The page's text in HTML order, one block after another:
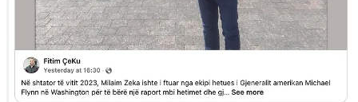
Në këtë klimë, aktorë si zoti Çeku përdoren për të krijuar zhurmë,
për të ç’orientuar publikun, për të marrë merita të rreme dhe për të
shtrembëruar realitetin e asaj që gazetarët investigativë dhe
prokurorët e ndershëm po zbulojnë. Është një taktikë e dëshpëruar.
Por, nëse lihet pa u sfiduar, rrezikon të helmojë hapësirën publike, të
inkurajojë kriminelët dhe të gërryejë besimin tek institucionet që
populli i Kosovës i meriton.